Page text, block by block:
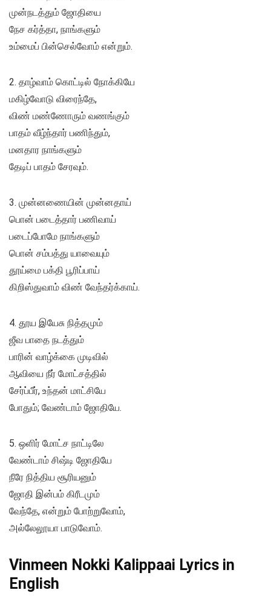
முன்நடத்தும் ஜோதியை
நேச கர்த்தா, நாங்களும்
உம்மைப் பின்செல்வோம் என்றும்.
2. தாழ்வாம் கொட்டில் நோக்கியே
மகிழ்வோடு விரைந்தே,
விண் மண்ணோரும் வணங்கும்
பாதம் வீழ்ந்தார் பணிந்தும்,
மனதார நாங்களும்
தேடிப் பாதம் சேரவும்.
3. முன்னணையின் முன்னதாய்
பொன் படைத்தார் பணிவாய்
படைப்போமே நாங்களும்
பொன் சம்பத்து யாவையும்
தூய்மை பக்தி பூரிப்பாய்
கிறிஸ்துவாம் விண் வேந்தர்க்காய்.
4. தூய இயேசு நித்தமும்
ஜீவ பாதை நடத்தும்
பாரின் வாழ்க்கை முடிவில்
ஆவியை நீர் மோட்சத்தில்
சேர்ப்பீர், உந்தன் மாட்சியே
போதும்; வேண்டாம் ஜோதியே.
5. ஒளிர் மோட்ச நாட்டிலே
வேண்டாம் சிஷ்டி ஜோதியே
நீரே நித்திய சூரியனும்
ஜோதி இன்பம் கிரீடமும்
வேந்தே, என்றும் போற்றுவோம்,
அல்லேலூயா பாடுவோம்.
Vinmeen Nokki Kalippaai Lyrics in
English